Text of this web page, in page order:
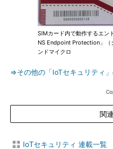
SIMカード内で動作するエン
NS Endpoint Protection」（
ンドマイクロ
⇒その他の「IoTセキュリティ
関
IoTセキュリティ 連載一覧